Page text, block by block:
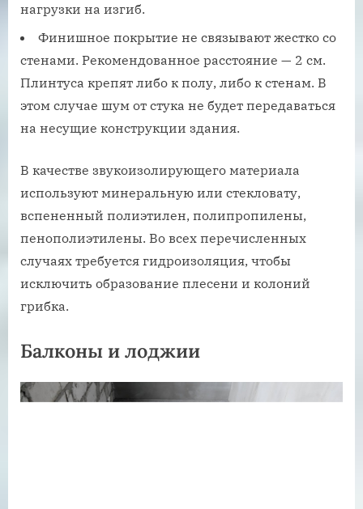
нагрузки на изгиб.
Финишное покрытие не связывают жестко со
стенами. Рекомендованное расстояние — 2 см.
Плинтуса крепят либо к полу, либо к стенам. В
этом случае шум от стука не будет передаваться
на несущие конструкции здания.
В качестве звукоизолирующего материала
используют минеральную или стекловату,
вспененный полиэтилен, полипропилены,
пенополиэтилены. Во всех перечисленных
случаях требуется гидроизоляция, чтобы
исключить образование плесени и колоний
грибка.
Балконы и лоджии